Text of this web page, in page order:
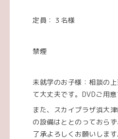
定員：３名様
禁煙
未就学のお子様：相談の
て大丈夫です。DVDご用意
また、スカイプラザ浜大
の設備はととのっておら
了承よろしくお願いします